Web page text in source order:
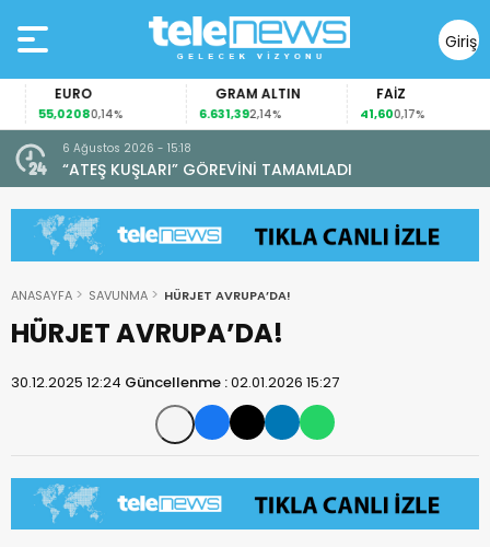
Giriş
Yap
EURO
55,02080,14%
GRAM ALTIN
6.631,392,14%
FAİZ
41,600,17%
6 Ağustos 2026 - 15:18
“ATEŞ KUŞLARI” GÖREVİNİ TAMAMLADI
ANASAYFA SAVUNMA HÜRJET AVRUPA’DA!
HÜRJET AVRUPA’DA!
30.12.2025 12:24 Güncellenme :02.01.2026 15:27